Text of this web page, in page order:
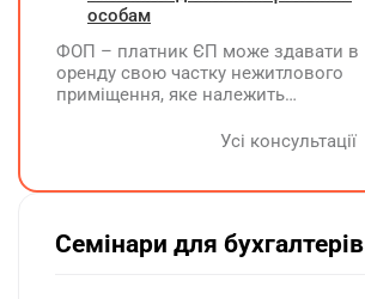
особам
ФОП – платник ЄП може здавати в
оренду свою частку нежитлового
приміщення, яке належить
власності із поділом на частки
Усі консультації
Семінари для бухгалтерів